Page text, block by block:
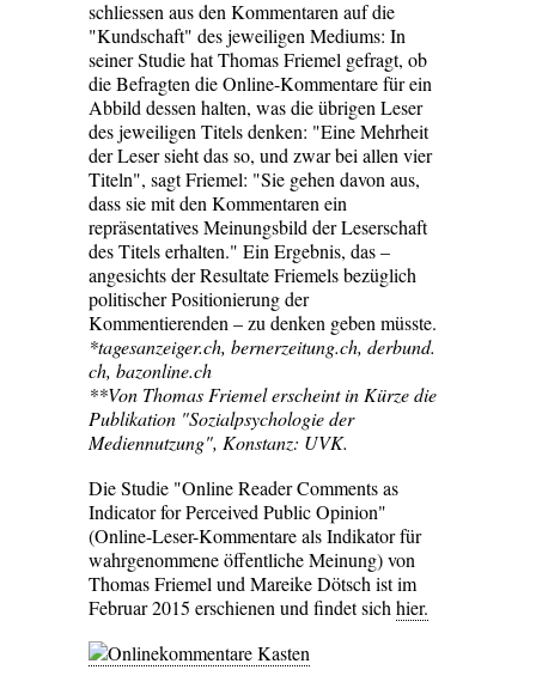
schliessen aus den Kommentaren auf die
"Kundschaft" des jeweiligen Mediums: In
seiner Studie hat Thomas Friemel gefragt, ob
die Befragten die Online-Kommentare für ein
Abbild dessen halten, was die übrigen Leser
des jeweiligen Titels denken: "Eine Mehrheit
der Leser sieht das so, und zwar bei allen vier
Titeln", sagt Friemel: "Sie gehen davon aus,
dass sie mit den Kommentaren ein
repräsentatives Meinungsbild der Leserschaft
des Titels erhalten." Ein Ergebnis, das –
angesichts der Resultate Friemels bezüglich
politischer Positionierung der
Kommentierenden – zu denken geben müsste.
*tagesanzeiger.ch, bernerzeitung.ch, derbund.
ch, bazonline.ch
**Von Thomas Friemel erscheint in Kürze die
Publikation "Sozialpsychologie der
Mediennutzung", Konstanz: UVK.
Die Studie "Online Reader Comments as
Indicator for Perceived Public Opinion"
(Online-Leser-Kommentare als Indikator für
wahrgenommene öffentliche Meinung) von
Thomas Friemel und Mareike Dötsch ist im
Februar 2015 erschienen und findet sich hier.